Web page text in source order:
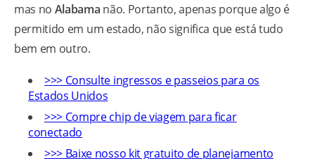
mas no Alabama não. Portanto, apenas porque algo é
permitido em um estado, não significa que está tudo
bem em outro.
>>> Consulte ingressos e passeios para os
Estados Unidos
>>> Compre chip de viagem para ficar
conectado
>>> Baixe nosso kit gratuito de planejamento